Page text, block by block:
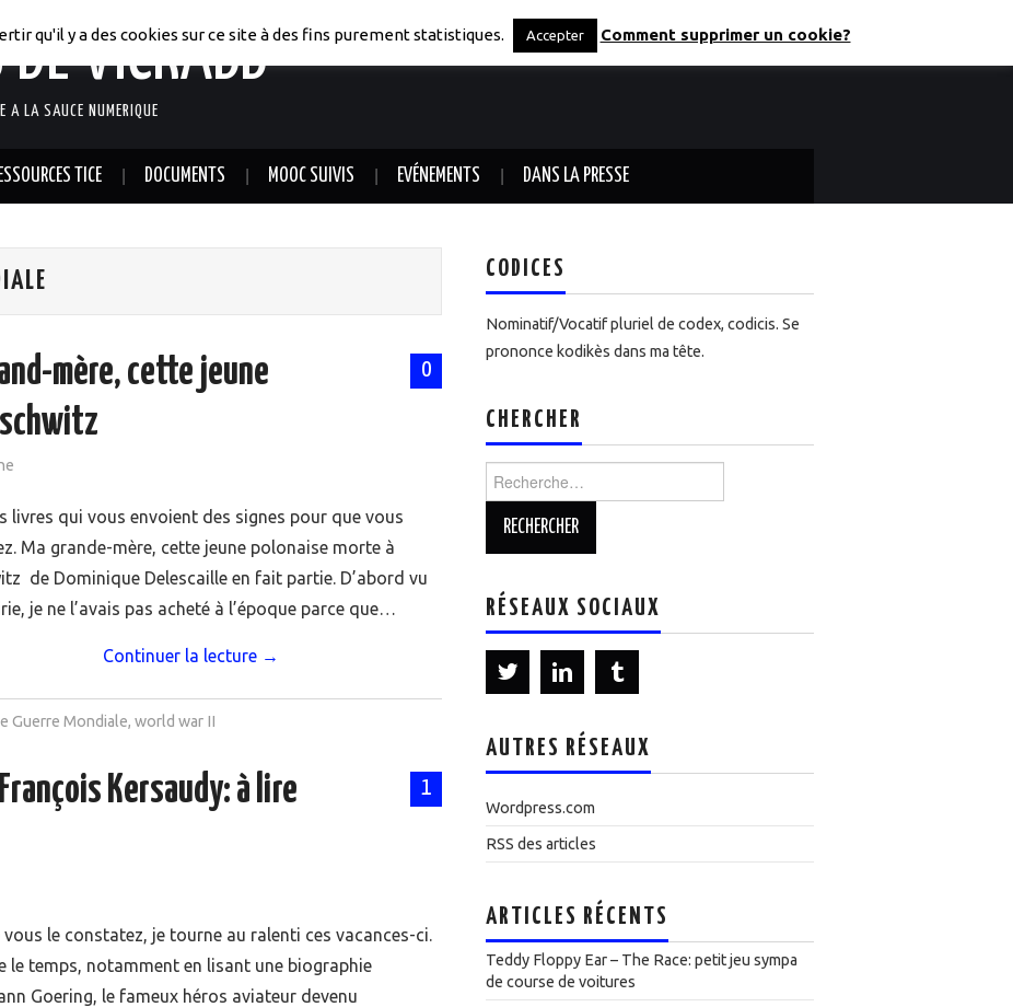
DE VICRABB
A LA SAUCE NUMERIQUE
TICE DOCUMENTS MOOC SUIVIS EVÉNEMENTS DANS LA PRESSE
0
mère, cette jeune
livres qui vous envoient des signes pour que vous
Ma grande-mère, cette jeune polonaise morte à
de Dominique Delescaille en fait partie. D’abord vu
je ne l’avais pas acheté à l’époque parce que…
Continuer la lecture →
Guerre Mondiale, world war II
1
Kersaudy: à lire
vous le constatez, je tourne au ralenti ces vacances-ci.
le temps, notamment en lisant une biographie
Goering, le fameux héros aviateur devenu
CODICES
Nominatif/Vocatif pluriel de codex, codicis. Se
prononce kodikès dans ma tête.
CHERCHER
Rechercher :
RÉSEAUX SOCIAUX
AUTRES RÉSEAUX
Wordpress.com
RSS des articles
ARTICLES RÉCENTS
Teddy Floppy Ear – The Race: petit jeu sympa
de course de voitures
qu'il y a des cookies sur ce site à des fins purement statistiques. Accepter Comment supprimer un cookie?